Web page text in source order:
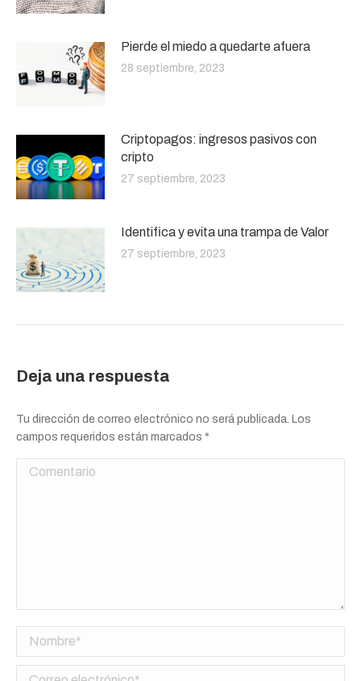
Pierde el miedo a quedarte afuera
28 septiembre, 2023
Criptopagos: ingresos pasivos con
cripto
27 septiembre, 2023
Identifica y evita una trampa de Valor
27 septiembre, 2023
Deja una respuesta
Tu dirección de correo electrónico no será publicada. Los
campos requeridos están marcados *
Comentario
Nombre *
Correo electrónico *